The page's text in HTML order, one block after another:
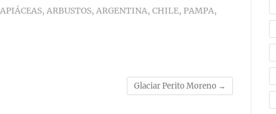
APIÁCEAS, ARBUSTOS, ARGENTINA, CHILE, PAMPA,
Glaciar Perito Moreno →